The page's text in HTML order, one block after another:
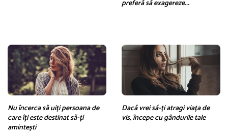
preferă să exagereze...
Nu încerca să uiți persoana de
care îți este destinat să-ți
amintești
Dacă vrei să-ți atragi viața de
vis, începe cu gândurile tale